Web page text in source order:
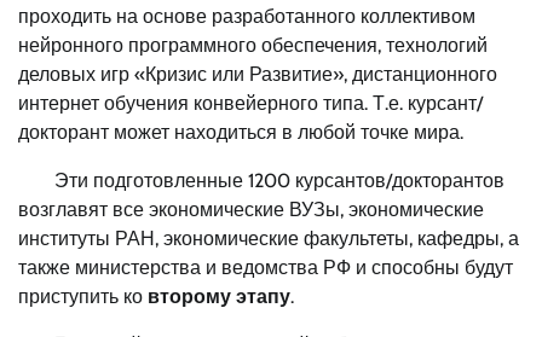
проходить на основе разработанного коллективом
нейронного программного обеспечения, технологий
деловых игр «Кризис или Развитие», дистанционного
интернет обучения конвейерного типа. Т.е. курсант/
докторант может находиться в любой точке мира.
Эти подготовленные 1200 курсантов/докторантов
возглавят все экономические ВУЗы, экономические
институты РАН, экономические факультеты, кафедры, а
также министерства и ведомства РФ и способны будут
приступить ко второму этапу.